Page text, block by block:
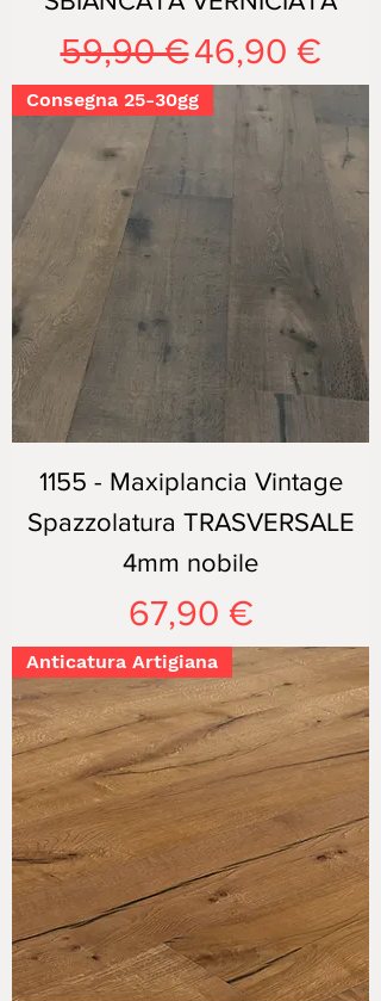
Prezzo regolare
59,90 €Prezzo
46,90 €
Consegna 25-30gg
1155 - Maxiplancia Vintage
Spazzolatura TRASVERSALE
4mm nobile
Prezzo
67,90 €
Anticatura Artigiana